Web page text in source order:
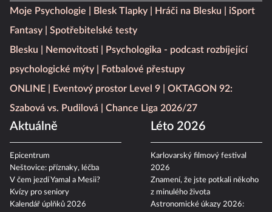
Moje Psychologie Blesk Tlapky Hráči na Blesku
iSport
Fantasy
Spotřebitelské testy
Blesku
Nemovitosti
Psychologika - podcast rozbíjející
psychologické mýty
Fotbalové přestupy
ONLINE
Eventový prostor Level 9
OKTAGON 92:
Szabová vs. Pudilová
Chance Liga 2026/27
Aktuálně
Epicentrum
Neštovice: příznaky, léčba
V čem jezdí Yamal a Mesii?
Kvízy pro seniory
Kalendář úplňků 2026
Léto 2026
Karlovarský filmový festival
2026
Znamení, že jste potkali někoho
z minulého života
Astronomické úkazy 2026: